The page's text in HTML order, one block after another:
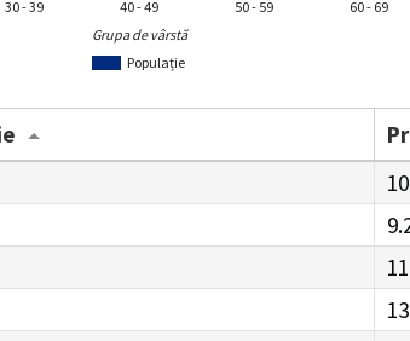
Populație
30 - 39 40 - 49 50 - 59 60 - 69
Grupa de vârstă